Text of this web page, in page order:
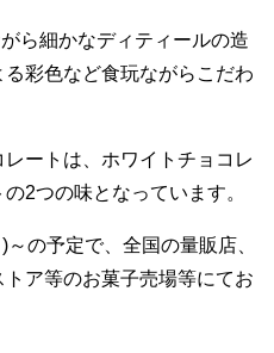
ら細かなディティールの造
彩色など食玩ながらこだわ
ートは、ホワイトチョコレ
2つの味となっています。
の予定で、全国の量販店、
ア等のお菓子売場等にてお